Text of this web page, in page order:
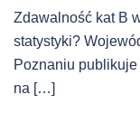
Zdawalność kat B
statystyki?
Poznaniu
na […]